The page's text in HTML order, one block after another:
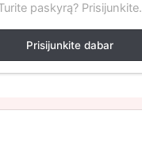
paskyrą? Prisijunkite.
Prisijunkite dabar